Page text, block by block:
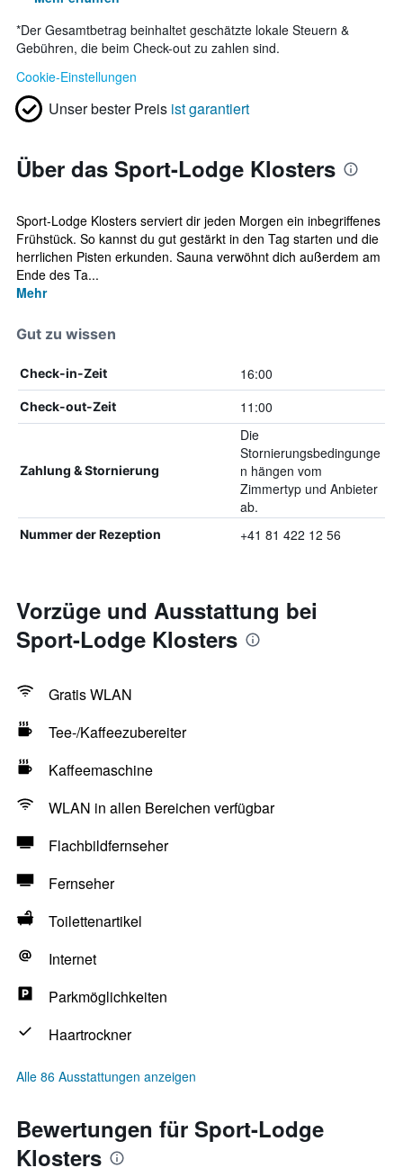
*Der Gesamtbetrag beinhaltet geschätzte lokale Steuern &
Gebühren, die beim Check-out zu zahlen sind.
Cookie-Einstellungen
Unser bester Preis ist garantiert
Über das Sport-Lodge Klosters
Sport-Lodge Klosters serviert dir jeden Morgen ein inbegriffenes
Frühstück. So kannst du gut gestärkt in den Tag starten und die
herrlichen Pisten erkunden. Sauna verwöhnt dich außerdem am
Ende des Ta...
Mehr
Gut zu wissen
Check-in-Zeit 16:00
Check-out-Zeit 11:00
Zahlung & Stornierung
Die
Stornierungsbedingunge
n hängen vom
Zimmertyp und Anbieter
ab.
Nummer der Rezeption +41 81 422 12 56
Vorzüge und Ausstattung bei
Sport-Lodge Klosters
Gratis WLAN
Tee-/Kaffeezubereiter
Kaffeemaschine
WLAN in allen Bereichen verfügbar
Flachbildfernseher
Fernseher
Toilettenartikel
Internet
Parkmöglichkeiten
Haartrockner
Alle 86 Ausstattungen anzeigen
Bewertungen für Sport-Lodge
Klosters